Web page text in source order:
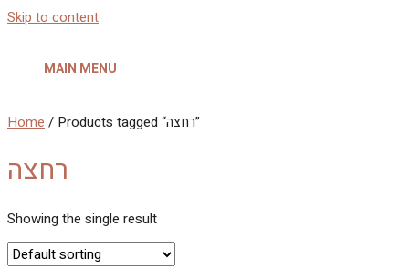
Skip to content
MAIN MENU
Home / Products tagged “רחצה”
רחצה
Showing the single result